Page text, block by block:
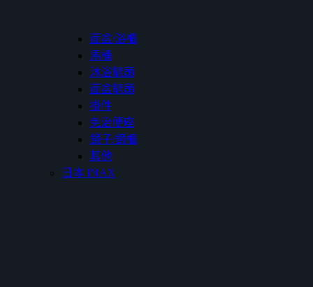
面盆/浴櫃
馬桶
沐浴龍頭
面盆龍頭
掛件
免治便座
鏡子/鏡櫃
其他
日本 INAX